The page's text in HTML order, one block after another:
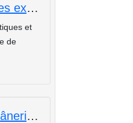
Du Caire à Calcultta,une visite époustouflante dans les passages exotiques et méconnus de Paris
et
de
De l'église st-Eustache en passant par la cour des miracles... flânerie dans le quartier des halles